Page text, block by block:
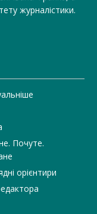
журналістики.
Почуте.
орієнтири